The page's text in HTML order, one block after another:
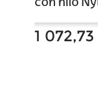
con hilo
1